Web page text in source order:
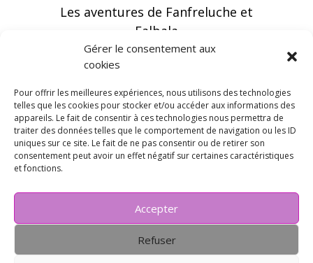
Gérer le consentement aux
cookies
Pour offrir les meilleures expériences, nous utilisons des technologies
telles que les cookies pour stocker et/ou accéder aux informations des
appareils. Le fait de consentir à ces technologies nous permettra de
traiter des données telles que le comportement de navigation ou les ID
uniques sur ce site. Le fait de ne pas consentir ou de retirer son
consentement peut avoir un effet négatif sur certaines caractéristiques
et fonctions.
Accepter
Refuser
Les aventures de Fanfreluche et
Falbala
Vous pouvez recevoir les dernières infos en
vous abonnant à notre newsletter